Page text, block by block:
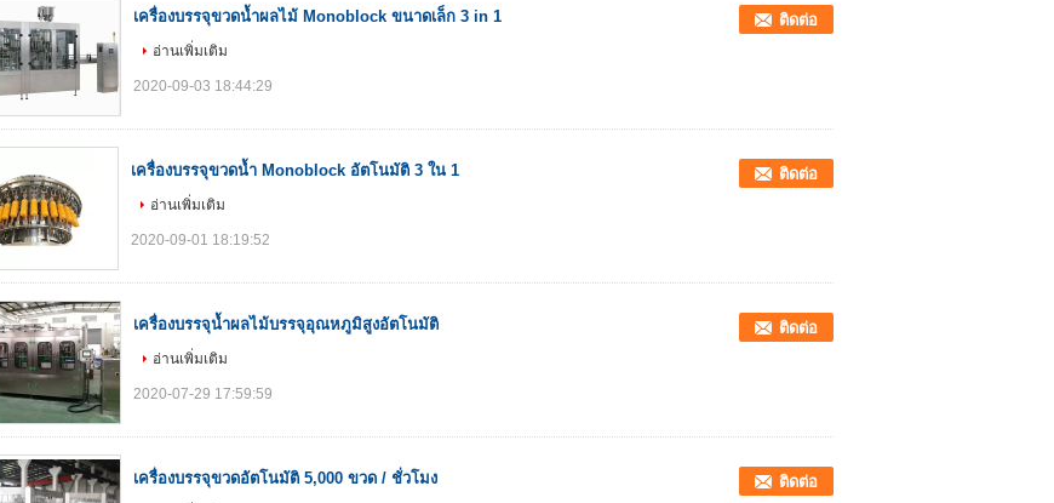
เครื่องบรรจุขวดน้ำผลไม้ Monoblock ขนาดเล็ก 3 in 1 ติดต่อ
อ่านเพิ่มเติม
2020-09-03 18:44:29
เครื่องบรรจุขวดน้ำ Monoblock อัตโนมัติ 3 ใน 1 ติดต่อ
อ่านเพิ่มเติม
2020-09-01 18:19:52
เครื่องบรรจุน้ำผลไม้บรรจุอุณหภูมิสูงอัตโนมัติ ติดต่อ
อ่านเพิ่มเติม
2020-07-29 17:59:59
เครื่องบรรจุขวดอัตโนมัติ 5,000 ขวด / ชั่วโมง ติดต่อ